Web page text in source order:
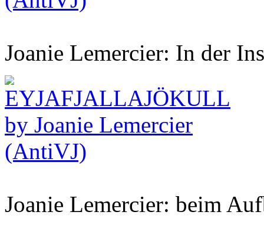
Joanie Lemercier: In der
Joanie Lemercier: beim